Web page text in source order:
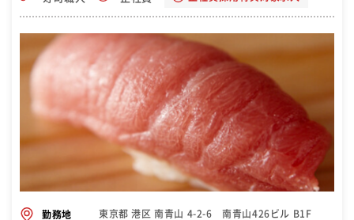
勤務地 東京都 港区 南青山 4-2-6 南青山426ビル B1F